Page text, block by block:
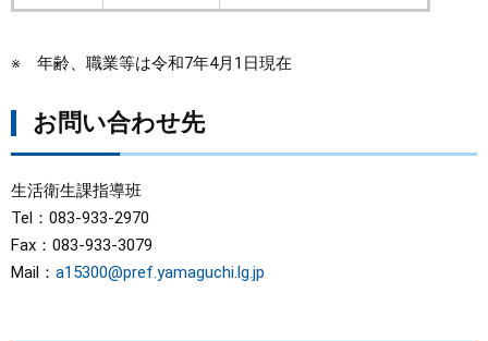
※ 年齢、職業等は令和7年4月1日現在
お問い合わせ先
生活衛生課指導班
Tel：083-933-2970
Fax：083-933-3079
Mail： a15300@pref.yamaguchi.lg.jp